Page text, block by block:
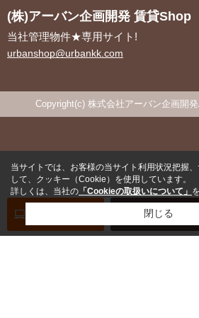
お問い合わせ
(株)アーバン企画開発 賃貸Shop
当社管理物件★専用サイト!
urbanshop@urbankk.com
Copyright(c) 株式会社アーバン企画開
当サイトでは、お客様の当サイト利用状況把握
して、クッキー（Cookie）を使用しています。
詳しくは、当社の 「Cookieの取扱いについて」
閉じる